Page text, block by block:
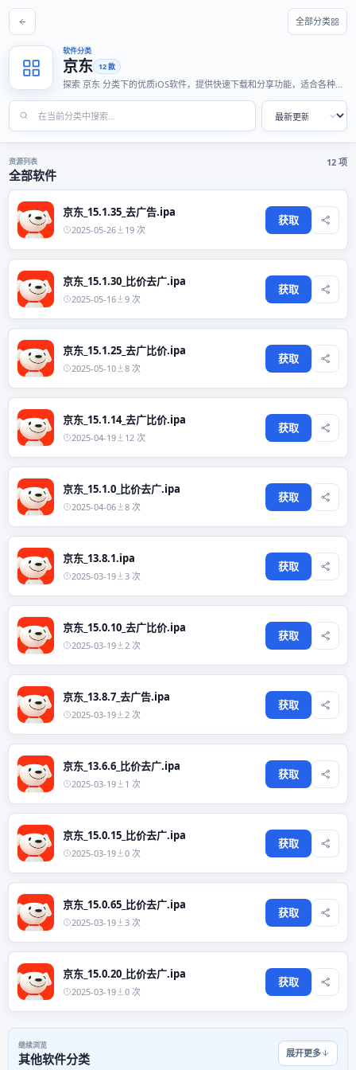
全部分类
软件分类
京东 12 款
探索 京东 分类下的优质iOS软件，提供快速下载和分享功能，适合各种使
资源列表
全部软件
12 项
京东_15.1.35_去广告.ipa
2025-05-26 19 次
获取
京东_15.1.30_比价去广.ipa
2025-05-16 9 次
获取
京东_15.1.25_去广比价.ipa
2025-05-10 8 次
获取
京东_15.1.14_去广比价.ipa
2025-04-19 12 次
获取
京东_15.1.0_比价去广.ipa
2025-04-06 8 次
获取
京东_13.8.1.ipa
2025-03-19 3 次
获取
京东_15.0.10_去广比价.ipa
2025-03-19 2 次
获取
京东_13.8.7_去广告.ipa
2025-03-19 2 次
获取
京东_13.6.6_比价去广.ipa
2025-03-19 1 次
获取
京东_15.0.15_比价去广.ipa
2025-03-19 0 次
获取
京东_15.0.65_比价去广.ipa
2025-03-19 3 次
获取
京东_15.0.20_比价去广.ipa
2025-03-19 0 次
获取
继续浏览
其他软件分类 展开更多